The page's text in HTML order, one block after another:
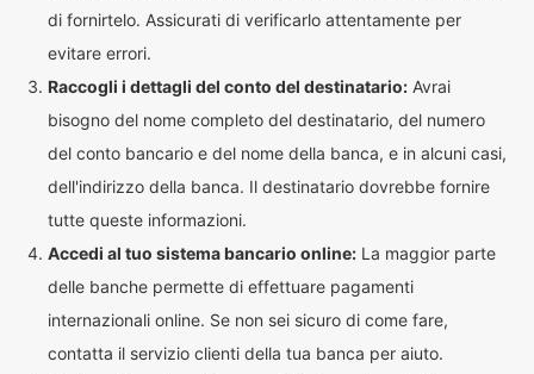
di fornirtelo. Assicurati di verificarlo attentamente per
evitare errori.
Raccogli i dettagli del conto del destinatario: Avrai
bisogno del nome completo del destinatario, del numero
del conto bancario e del nome della banca, e in alcuni casi,
dell'indirizzo della banca. Il destinatario dovrebbe fornire
tutte queste informazioni.
Accedi al tuo sistema bancario online: La maggior parte
delle banche permette di effettuare pagamenti
internazionali online. Se non sei sicuro di come fare,
contatta il servizio clienti della tua banca per aiuto.